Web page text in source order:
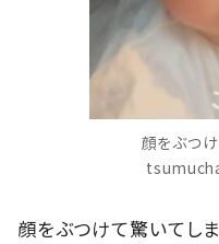
顔をぶつ
顔をぶつけて驚いてし